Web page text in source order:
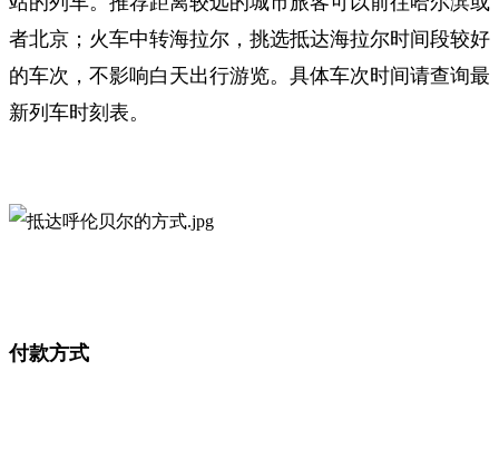
者北京；火车中转海拉尔，挑选抵达海拉尔时间段较好
的车次，不影响白天出行游览。具体车次时间请查询最
新列车时刻表。
付款方式